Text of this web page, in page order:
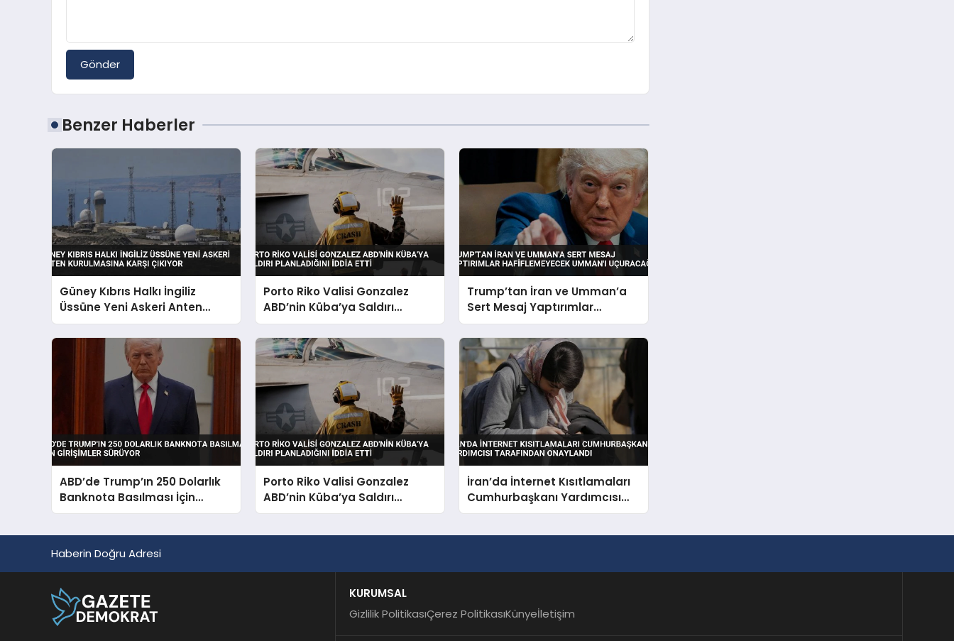
Gönder
Benzer Haberler
Güney Kıbrıs Halkı İngiliz
Üssüne Yeni Askeri Anten
Kurulmasına Karşı Çıkıyor
Porto Riko Valisi Gonzalez
ABD’nin Küba’ya Saldırı
Planladığını İddia Etti
Trump’tan İran ve Umman’a
Sert Mesaj Yaptırımlar
Hafiflemeyecek Umman’ı
Uçuracağız
ABD’de Trump’ın 250 Dolarlık
Banknota Basılması İçin
Girişimler Sürüyor
Porto Riko Valisi Gonzalez
ABD’nin Küba’ya Saldırı
Planladığını İddia Etti
İran’da İnternet Kısıtlamaları
Cumhurbaşkanı Yardımcısı
Tarafından Onaylandı
Haberin Doğru Adresi
KURUMSAL
Gizlilik PolitikasıÇerez PolitikasıKünyeİletişim